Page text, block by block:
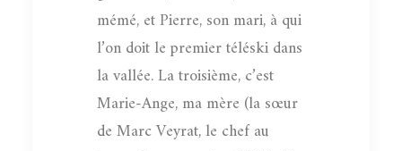
mémé, et Pierre, son mari, à qui
l’on doit le premier téléski dans
la vallée. La troisième, c’est
Marie-Ange, ma mère (la sœur
de Marc Veyrat, le chef au